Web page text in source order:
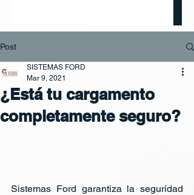
Post
¿Está tu cargamento
completamente seguro?
SISTEMAS FORD
Mar 9, 2021
Sistemas Ford garantiza la seguridad